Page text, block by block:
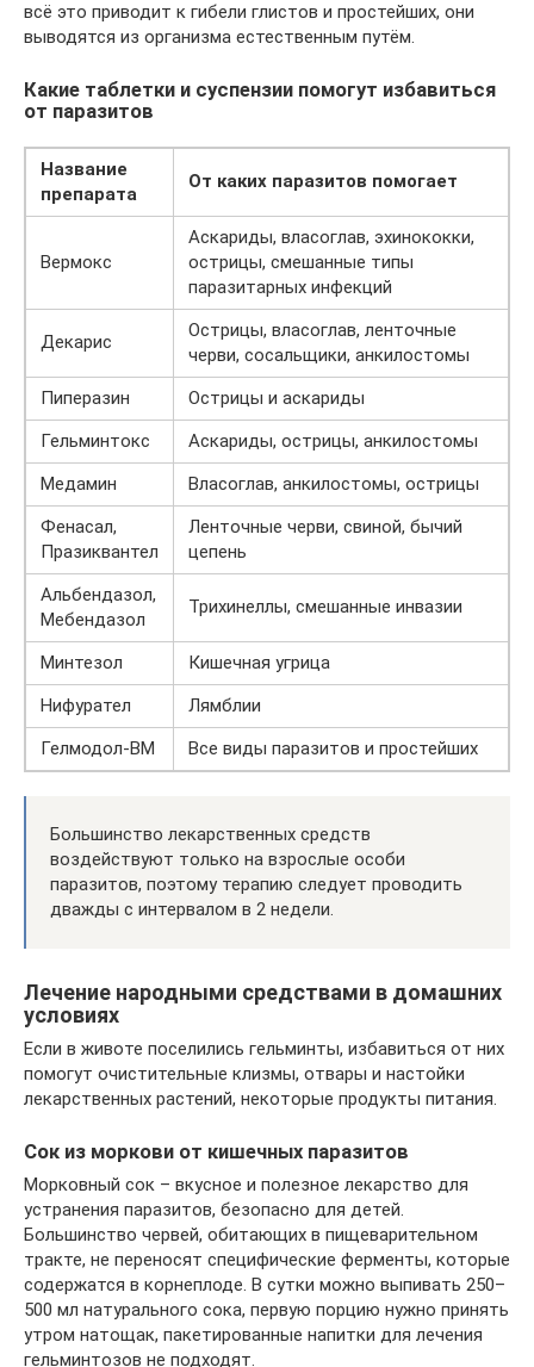
всё это приводит к гибели глистов и простейших, они
выводятся из организма естественным путём.
Какие таблетки и суспензии помогут избавиться
от паразитов
Название
препарата
От каких паразитов помогает
Вермокс
Аскариды, власоглав, эхинококки,
острицы, смешанные типы
паразитарных инфекций
Декарис
Острицы, власоглав, ленточные
черви, сосальщики, анкилостомы
Пиперазин
Острицы и аскариды
Гельминтокс
Аскариды, острицы, анкилостомы
Медамин
Власоглав, анкилостомы, острицы
Фенасал,
Празиквантел
Ленточные черви, свиной, бычий
цепень
Альбендазол,
Мебендазол
Трихинеллы, смешанные инвазии
Минтезол
Кишечная угрица
Нифурател
Лямблии
Гелмодол-ВМ
Все виды паразитов и простейших
Большинство лекарственных средств
воздействуют только на взрослые особи
паразитов, поэтому терапию следует проводить
дважды с интервалом в 2 недели.
Лечение народными средствами в домашних
условиях
Если в животе поселились гельминты, избавиться от них
помогут очистительные клизмы, отвары и настойки
лекарственных растений, некоторые продукты питания.
Сок из моркови от кишечных паразитов
Морковный сок – вкусное и полезное лекарство для
устранения паразитов, безопасно для детей.
Большинство червей, обитающих в пищеварительном
тракте, не переносят специфические ферменты, которые
содержатся в корнеплоде. В сутки можно выпивать 250–
500 мл натурального сока, первую порцию нужно принять
утром натощак, пакетированные напитки для лечения
гельминтозов не подходят.